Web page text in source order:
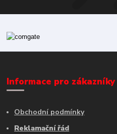
Informace pro zákazníky
Obchodní podmínky
Reklamační řád